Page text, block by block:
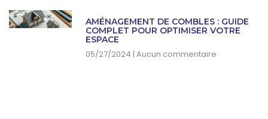
AMÉNAGEMENT DE COMBLES : GUIDE
COMPLET POUR OPTIMISER VOTRE
ESPACE
05/27/2024 Aucun commentaire